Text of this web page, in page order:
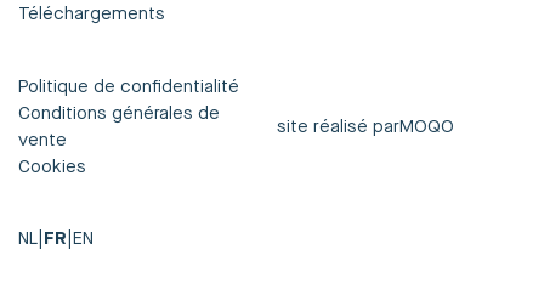
Téléchargements
Politique de confidentialité
Conditions générales de
vente
Cookies
site réalisé parMOQO
NL FR EN